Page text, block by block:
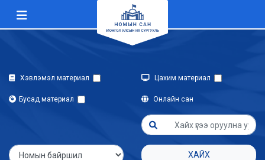
Хэвлэмэл материал Цахим материал
Бусад материал Онлайн сан
ХАЙХ